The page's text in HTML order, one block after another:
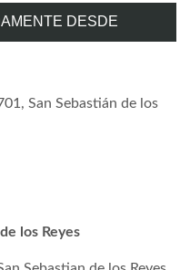
DESDE
San Sebastián de los
los Reyes